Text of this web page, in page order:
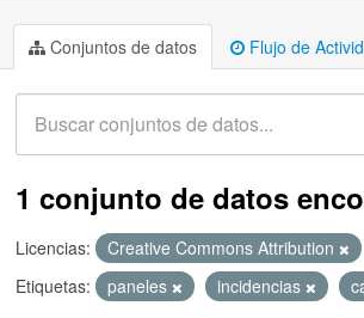
Conjuntos de datos Flujo de
1 conjunto de datos
Licencias: Creative Commons Attribution
Etiquetas:
paneles incidencias